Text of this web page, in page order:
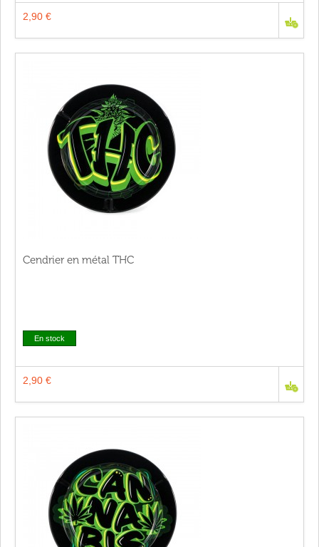
2,90 €
Cendrier en métal THC
En stock
2,90 €